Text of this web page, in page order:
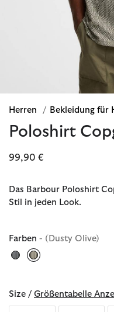
Herren / Bekleidung für
Poloshirt
99,90 €
Das Barbour Poloshirt
Stil in jeden Look.
Farben - (Dusty Olive)
Size / Größentabelle